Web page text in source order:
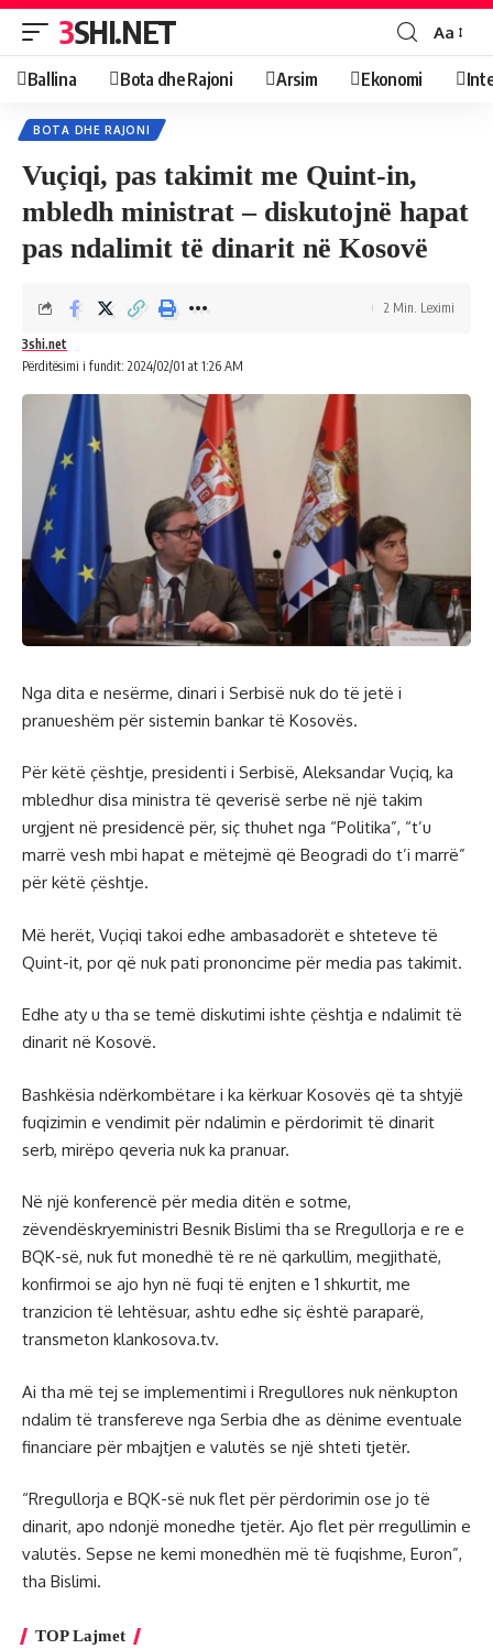
3SHI.NET Aa
Ballina Bota dhe Rajoni Arsim Ekonomi
BOTA DHE RAJONI
Vuçiqi, pas takimit me Quint-in,
mbledh ministrat – diskutojnë hapat
pas ndalimit të dinarit në Kosovë
Përditësimi i fundit: 2024/02/01 at 1:26 AM
3shi.net
2 Min. Leximi
Nga dita e nesërme, dinari i Serbisë nuk do të jetë i
pranueshëm për sistemin bankar të Kosovës.
Për këtë çështje, presidenti i Serbisë, Aleksandar Vuçiq, ka
mbledhur disa ministra të qeverisë serbe në një takim
urgjent në presidencë për, siç thuhet nga “Politika”, “t’u
marrë vesh mbi hapat e mëtejmë që Beogradi do t’i marrë”
për këtë çështje.
Më herët, Vuçiqi takoi edhe ambasadorët e shteteve të
Quint-it, por që nuk pati prononcime për media pas takimit.
Edhe aty u tha se temë diskutimi ishte çështja e ndalimit të
dinarit në Kosovë.
Bashkësia ndërkombëtare i ka kërkuar Kosovës që ta shtyjë
fuqizimin e vendimit për ndalimin e përdorimit të dinarit
serb, mirëpo qeveria nuk ka pranuar.
Në një konferencë për media ditën e sotme,
zëvendëskryeministri Besnik Bislimi tha se Rregullorja e re e
BQK-së, nuk fut monedhë të re në qarkullim, megjithatë,
konfirmoi se ajo hyn në fuqi të enjten e 1 shkurtit, me
tranzicion të lehtësuar, ashtu edhe siç është paraparë,
transmeton klankosova.tv.
Ai tha më tej se implementimi i Rregullores nuk nënkupton
ndalim të transfereve nga Serbia dhe as dënime eventuale
financiare për mbajtjen e valutës se një shteti tjetër.
“Rregullorja e BQK-së nuk flet për përdorimin ose jo të
dinarit, apo ndonjë monedhe tjetër. Ajo flet për rregullimin e
valutës. Sepse ne kemi monedhën më të fuqishme, Euron”,
tha Bislimi.
TOP Lajmet